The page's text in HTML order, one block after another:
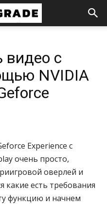
видео с
NVIDIA
Experience с
очень просто,
оверлей и
какие есть требования
функцию и начнем